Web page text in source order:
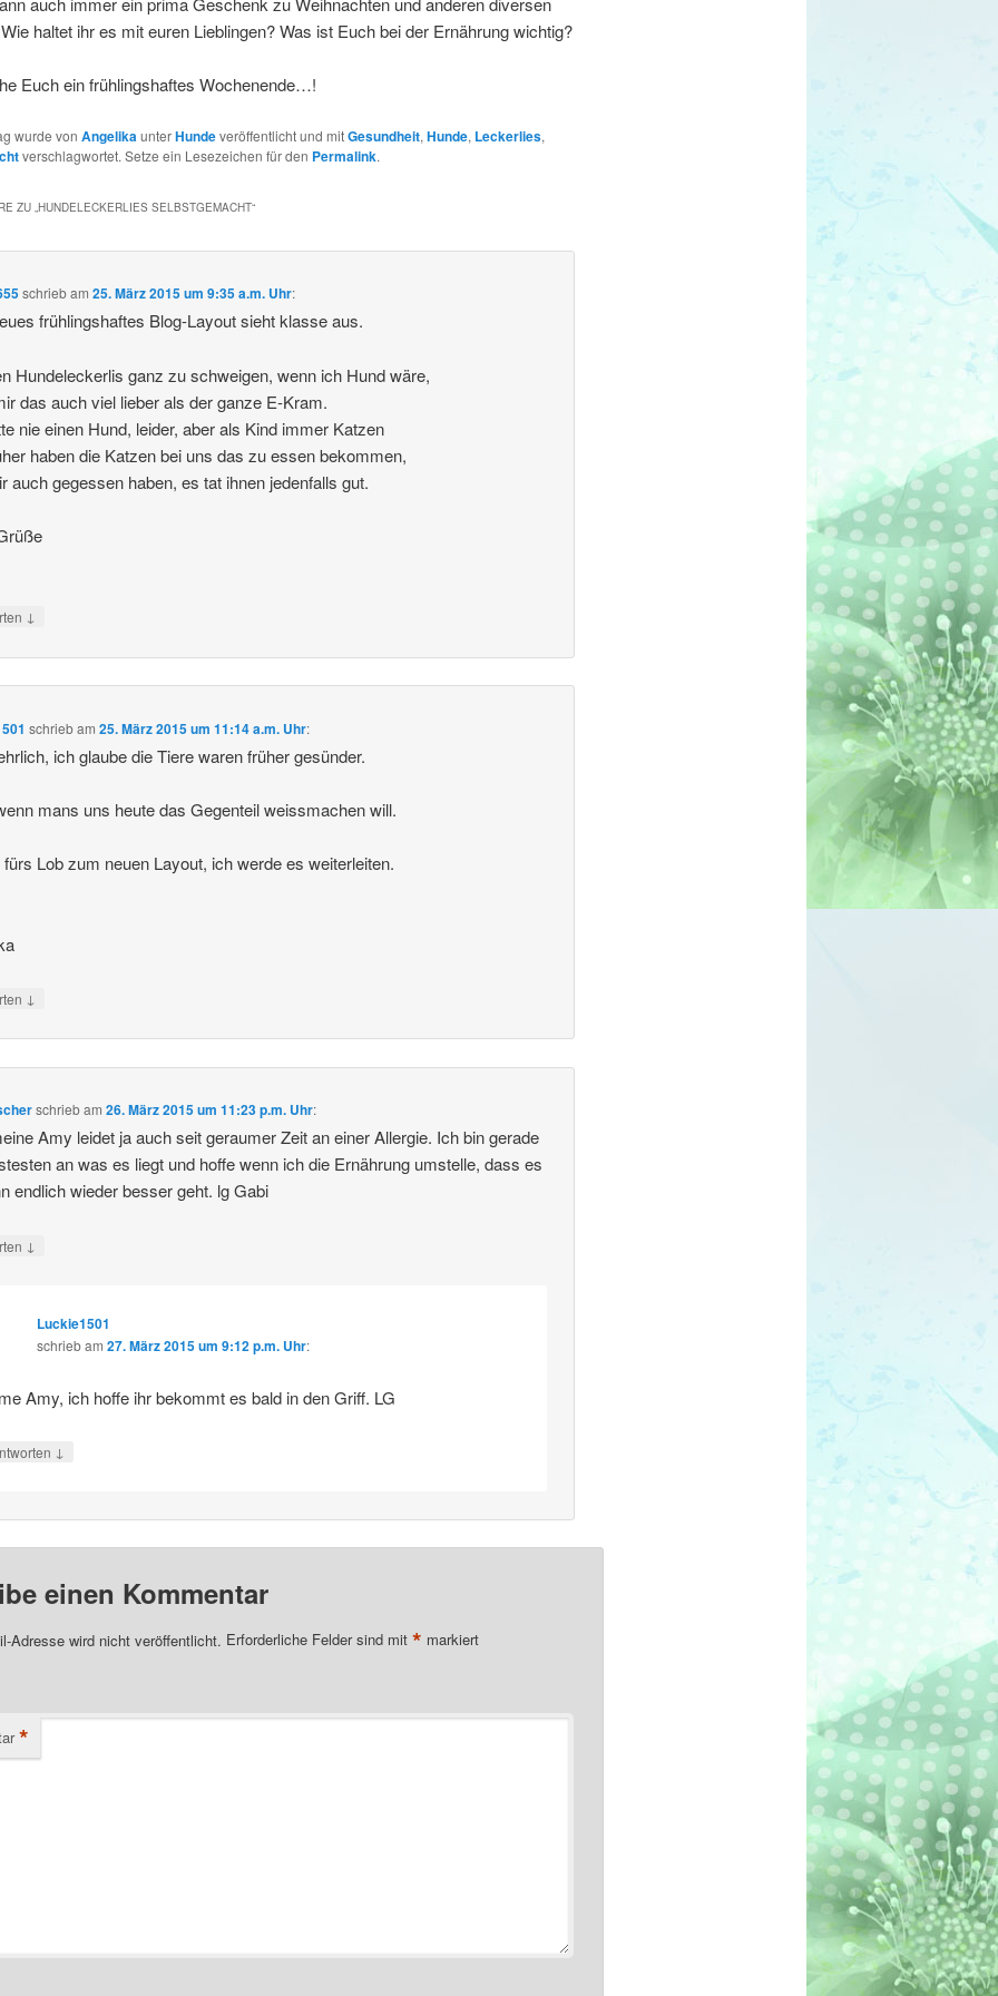
haltet ihr es mit euren Lieblingen? Was ist Euch bei der Ernährung wichtig?
Euch ein frühlingshaftes Wochenende…!
wurde von Angelika unterHundeveröffentlicht und mitGesundheit, Hunde, Leckerlies,
verschlagwortet. Setze ein Lesezeichen für den Permalink.
ZU „HUNDELECKERLIES SELBSTGEMACHT“
schriebam25. März 2015 um 9:35 a.m. Uhr:
frühlingshaftes Blog-Layout sieht klasse aus.
Hundeleckerlis ganz zu schweigen, wenn ich Hund wäre,
das auch viel lieber als der ganze E-Kram.
nie einen Hund, leider, aber als Kind immer Katzen
haben die Katzen bei uns das zu essen bekommen,
auch gegessen haben, es tat ihnen jedenfalls gut.
↓
schriebam25. März 2015 um 11:14 a.m. Uhr:
ich glaube die Tiere waren früher gesünder.
mans uns heute das Gegenteil weissmachen will.
Lob zum neuen Layout, ich werde es weiterleiten.
↓
schriebam26. März 2015 um 11:23 p.m. Uhr:
Amy leidet ja auch seit geraumer Zeit an einer Allergie. Ich bin gerade
an was es liegt und hoffe wenn ich die Ernährung umstelle, dass es
endlich wieder besser geht. lg Gabi
↓
Luckie1501
schriebam 27. März 2015 um 9:12 p.m. Uhr:
Amy, ich hoffe ihr bekommt es bald in den Griff. LG
↓
einen Kommentar
Adresse wird nicht veröffentlicht. Erforderliche Felder sind mit * markiert
*